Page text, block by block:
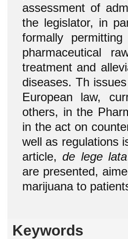
assessment of
the legislator, in
formally
pharmaceutical
treatment and
diseases. Th
European law,
others, in the
in the act on
well as regulations
article,de lege lata
are presented,
marijuana to
Keywords